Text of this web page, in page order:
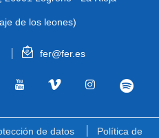
de los leones)
fer@fer.es
de datos
Política de